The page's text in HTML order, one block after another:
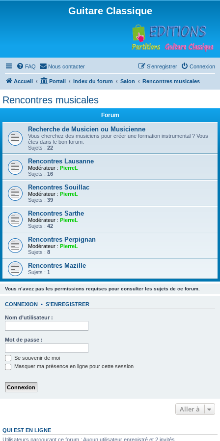
Guitare Classique
FAQ Nous contacter Connexion
S’enregistrer
Accueil Portail Index du forum Salon Rencontres musicales
Rencontres musicales
Forum
Recherche de Musicien ou Musicienne
Vous cherchez des musiciens pour créer une formation instrumental ? Vous
êtes dans le bon forum.
Sujets : 22
Rencontres Lausanne
Modérateur : PierreL
Sujets : 16
Rencontres Souillac
Modérateur : PierreL
Sujets : 39
Rencontres Sarthe
Modérateur : PierreL
Sujets : 42
Rencontres Perpignan
Modérateur : PierreL
Sujets : 8
Rencontres Mazille
Sujets : 1
Vous n’avez pas les permissions requises pour consulter les sujets de ce forum.
CONNEXION • S’ENREGISTRER
Nom d’utilisateur :
Mot de passe :
Se souvenir de moi
Masquer ma présence en ligne pour cette session
Aller à
QUI EST EN LIGNE
Utilisateurs parcourant ce forum : Aucun utilisateur enregistré et 2 invités